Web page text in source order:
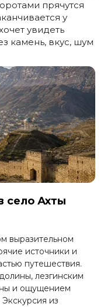
прячутся
у
увидеть
камень, вкус, шум
село Ахты
выразительном
источники и
путешествия.
лезгинским
и ощущением
из